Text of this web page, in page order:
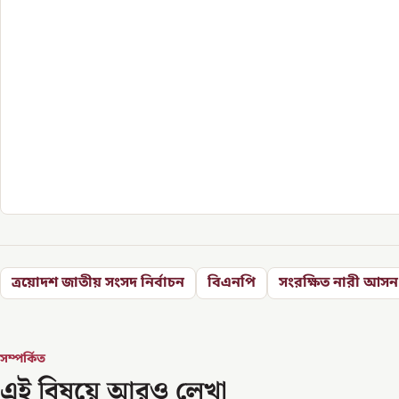
ত্রয়োদশ জাতীয় সংসদ নির্বাচন বিএনপি সংরক্ষিত নারী আসন
সম্পর্কিত